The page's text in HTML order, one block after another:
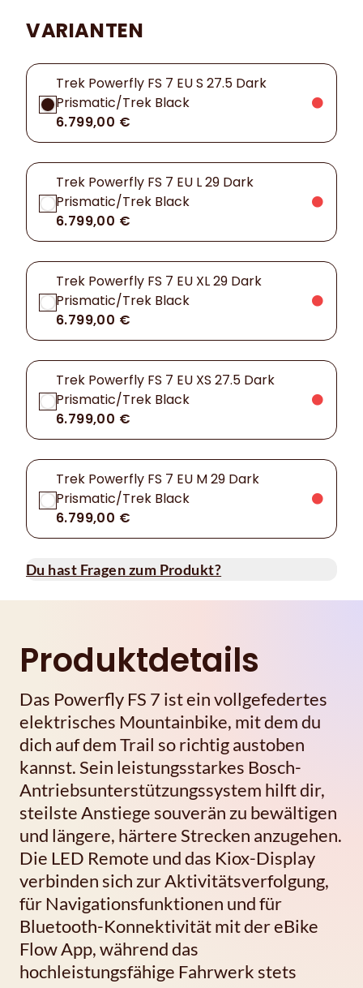
VARIANTEN
Trek Powerfly FS 7 EU S 27.5 Dark
Prismatic/Trek Black
6.799,00 €
Trek Powerfly FS 7 EU L 29 Dark
Prismatic/Trek Black
6.799,00 €
Trek Powerfly FS 7 EU XL 29 Dark
Prismatic/Trek Black
6.799,00 €
Trek Powerfly FS 7 EU XS 27.5 Dark
Prismatic/Trek Black
6.799,00 €
Trek Powerfly FS 7 EU M 29 Dark
Prismatic/Trek Black
6.799,00 €
Du hast Fragen zum Produkt?
Produktdetails
Das Powerfly FS 7 ist ein vollgefedertes
elektrisches Mountainbike, mit dem du
dich auf dem Trail so richtig austoben
kannst. Sein leistungsstarkes Bosch-
Antriebsunterstützungssystem hilft dir,
steilste Anstiege souverän zu bewältigen
und längere, härtere Strecken anzugehen.
Die LED Remote und das Kiox-Display
verbinden sich zur Aktivitätsverfolgung,
für Navigationsfunktionen und für
Bluetooth-Konnektivität mit der eBike
Flow App, während das
hochleistungsfähige Fahrwerk stets